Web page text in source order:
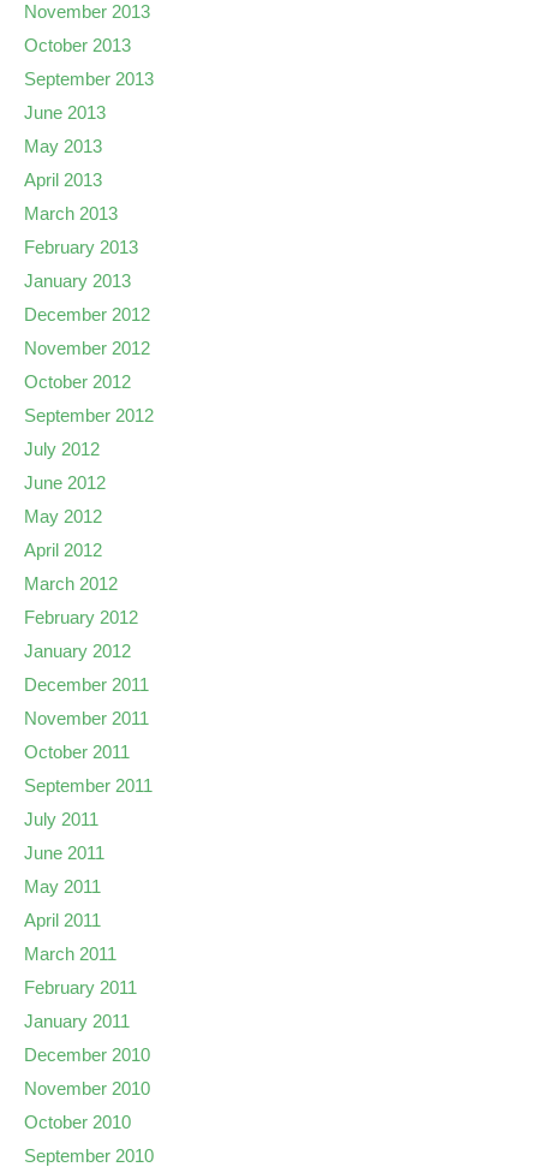
November 2013
October 2013
September 2013
June 2013
May 2013
April 2013
March 2013
February 2013
January 2013
December 2012
November 2012
October 2012
September 2012
July 2012
June 2012
May 2012
April 2012
March 2012
February 2012
January 2012
December 2011
November 2011
October 2011
September 2011
July 2011
June 2011
May 2011
April 2011
March 2011
February 2011
January 2011
December 2010
November 2010
October 2010
September 2010